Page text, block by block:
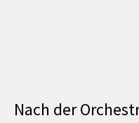
Nach der